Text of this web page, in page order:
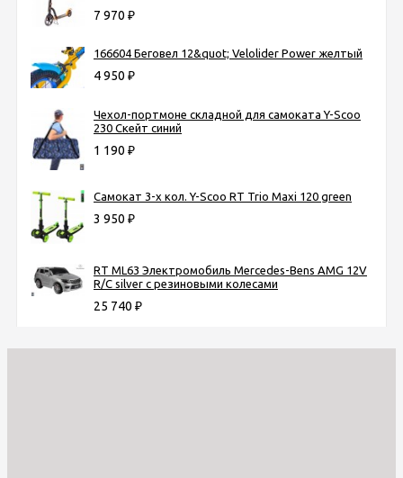
7 970 ₽
166604 Беговел 12&quot; Velolider Power желтый
4 950 ₽
Чехол-портмоне складной для самоката Y-Scoo
230 Скейт синий
1 190 ₽
Самокат 3-х кол. Y-Scoo RT Trio Maxi 120 green
3 950 ₽
RT ML63 Электромобиль Mercedes-Bens AMG 12V
R/C silver с резиновыми колесами
25 740 ₽